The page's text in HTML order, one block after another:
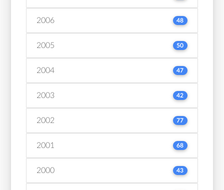
2006 48
2005 50
2004 47
2003 42
2002 77
2001 68
2000 43